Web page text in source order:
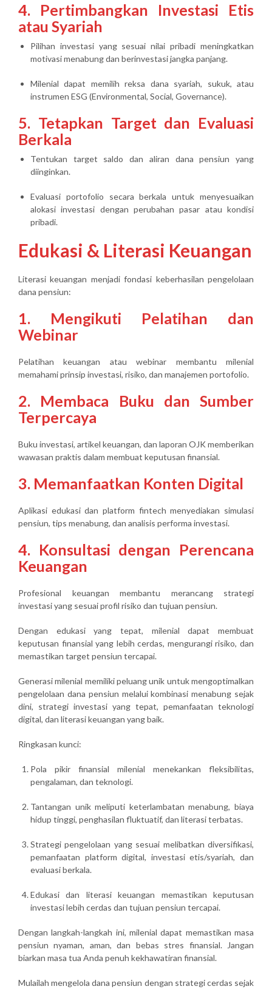
4. Pertimbangkan Investasi Etis
atau Syariah
Pilihan investasi yang sesuai nilai pribadi meningkatkan
motivasi menabung dan berinvestasi jangka panjang.
Milenial dapat memilih reksa dana syariah, sukuk, atau
instrumen ESG (Environmental, Social, Governance).
5. Tetapkan Target dan Evaluasi
Berkala
Tentukan target saldo dan aliran dana pensiun yang
diinginkan.
Evaluasi portofolio secara berkala untuk menyesuaikan
alokasi investasi dengan perubahan pasar atau kondisi
pribadi.
Edukasi & Literasi Keuangan
Literasi keuangan menjadi fondasi keberhasilan pengelolaan
dana pensiun:
1. Mengikuti Pelatihan dan
Webinar
Pelatihan keuangan atau webinar membantu milenial
memahami prinsip investasi, risiko, dan manajemen portofolio.
2. Membaca Buku dan Sumber
Terpercaya
Buku investasi, artikel keuangan, dan laporan OJK memberikan
wawasan praktis dalam membuat keputusan finansial.
3. Memanfaatkan Konten Digital
Aplikasi edukasi dan platform fintech menyediakan simulasi
pensiun, tips menabung, dan analisis performa investasi.
4. Konsultasi dengan Perencana
Keuangan
Profesional keuangan membantu merancang strategi
investasi yang sesuai profil risiko dan tujuan pensiun.
Dengan edukasi yang tepat, milenial dapat membuat
keputusan finansial yang lebih cerdas, mengurangi risiko, dan
memastikan target pensiun tercapai.
Generasi milenial memiliki peluang unik untukmengoptimalkan
pengelolaan dana pensiun melalui kombinasi menabung sejak
dini, strategi investasi yang tepat, pemanfaatan teknologi
digital, dan literasi keuangan yang baik.
Ringkasan kunci:
Pola pikir finansial milenial menekankan fleksibilitas,
pengalaman, dan teknologi.
Tantangan unikmeliputi keterlambatan menabung, biaya
hidup tinggi, penghasilan fluktuatif, dan literasi terbatas.
Strategi pengelolaan yang sesuai melibatkan diversifikasi,
pemanfaatan platform digital, investasi etis/syariah, dan
evaluasi berkala.
Edukasi dan literasi keuangan memastikan keputusan
investasi lebih cerdas dan tujuan pensiun tercapai.
Dengan langkah-langkah ini, milenial dapat memastikan masa
pensiunnyaman, aman, dan bebas stres finansial. Jangan
biarkan masa tua Anda penuh kekhawatiran finansial.
Mulailah mengelola dana pensiun dengan strategi cerdas sejak